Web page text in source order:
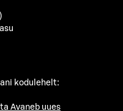
kodulehelt:
Avaneb uues